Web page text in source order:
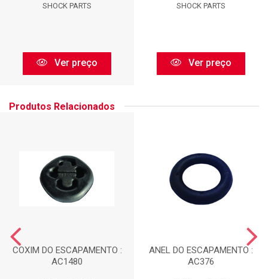
SHOCK PARTS
Ver preço
SHOCK PARTS
Ver preço
Produtos Relacionados
COXIM DO ESCAPAMENTO :
AC1480
ANEL DO ESCAPAMENTO :
AC376